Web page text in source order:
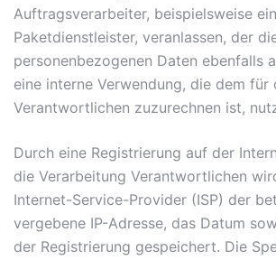
Auftragsverarbeiter, beispielsweise
Paketdienstleister, veranlassen, der
personenbezogenen Daten ebenfalls
eine interne Verwendung, die dem für
Verantwortlichen zuzurechnen ist,
Durch eine Registrierung auf der
die Verarbeitung Verantwortlichen
Internet-Service-Provider (ISP) der
vergebene IP-Adresse, das Datum
der Registrierung gespeichert. Die